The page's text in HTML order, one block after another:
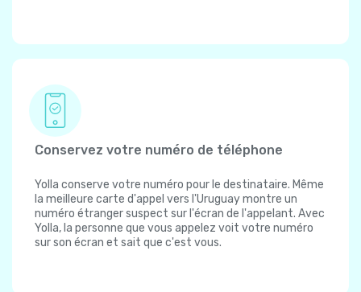
Conservez votre numéro de téléphone
Yolla conserve votre numéro pour le destinataire. Même
la meilleure carte d'appel vers l'Uruguay montre un
numéro étranger suspect sur l'écran de l'appelant. Avec
Yolla, la personne que vous appelez voit votre numéro
sur son écran et sait que c'est vous.